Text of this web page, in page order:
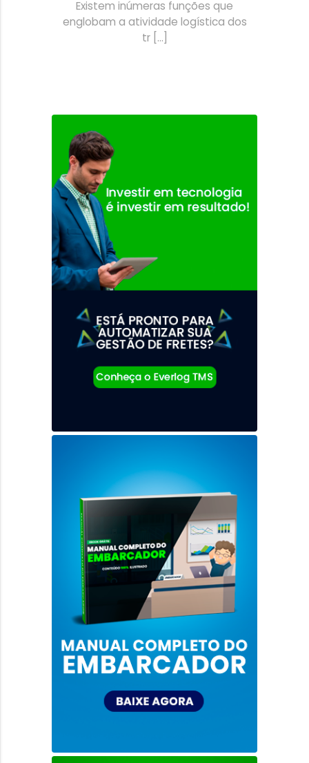
Existem inúmeras funções que
englobam a atividade logística dos
tr [...]